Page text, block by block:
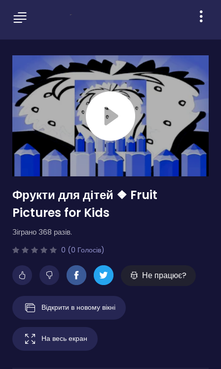
Фрукти для дітей ❖ Fruit
Pictures for Kids
Зіграно 368 разів.
0 (0 Голосів)
Не працює?
Відкрити в новому вікні
На весь екран